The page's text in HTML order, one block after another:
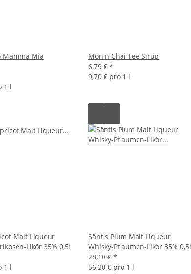
Mamma Mia
1 l
Monin Chai Tee Sirup
6,79 € *
9,70 € pro 1 l
Malt Liqueur
Likör 35% 0,5l
1 l
Säntis Plum Malt Liqueur
Whisky-Pflaumen-Likör 35% 0,5l
28,10 € *
56,20 € pro 1 l